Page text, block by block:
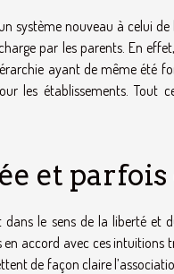
système nouveau à celui
par les parents. En
ayant de même été
les établissements. Tout
et
le sens de la liberté et
accord avec ces intuitions
de façon claire